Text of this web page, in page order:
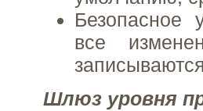
Безопасное
все
Шлюз уровня